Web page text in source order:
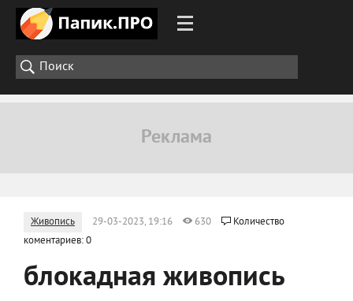
Живопись 29-03-2023, 19:16 630
Количество
коментариев: 0
блокадная живопись